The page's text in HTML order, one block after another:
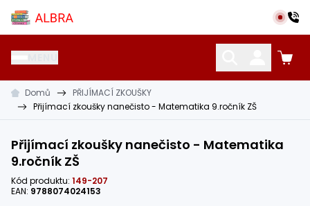
Přeskočit na hlavní obsah
Albra s.r.o.
KATALOG UČEBNIC CIZÍ JAZYKY OSTATNÍ POMŮCKY
Domů
PŘIJÍMACÍ ZKOUŠKY
Přijímací zkoušky nanečisto - Matematika 9.ročník ZŠ
Přijímací zkoušky nanečisto - Matematika
9.ročník ZŠ
Kód produktu: 149-207
EAN: 9788074024153